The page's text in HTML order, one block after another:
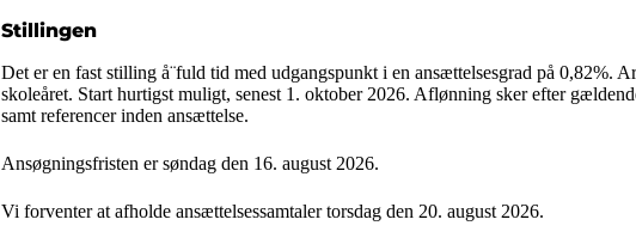
Stillingen
Det er en fast stilling å¨fuld tid med udgangspunkt i en ansættelsesgrad på 0,82%.
skoleåret. Start hurtigst muligt, senest 1. oktober 2026. Aflønning sker efter
samt referencer inden ansættelse.
Ansøgningsfristen er søndag den 16. august 2026.
Vi forventer at afholde ansættelsessamtaler torsdag den 20. august 2026.